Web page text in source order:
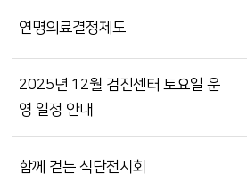
연명의료결정제도
2025년 12월 검진센터 토요일 운
영 일정 안내
함께 걷는 식단전시회